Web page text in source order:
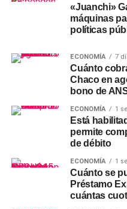
«Juanchi»
máquinas
políticas
ECONOMÍA 7
Cuánto
Chaco en
bono de
ECONOMÍA 1
Está
permite
de débito
ECONOMÍA 1
Cuánto se
Préstamo
cuántas